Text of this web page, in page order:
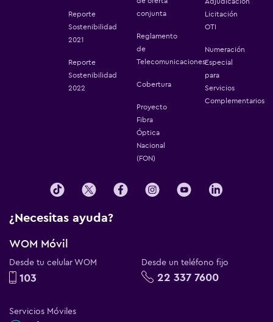
Reporte
Sostenibilidad
2021
Reporte
Sostenibilidad
2022
conjunta
Reglamento
de
Telecomunicaciones
Cobertura
Proyecto
Fibra
Óptica
Nacional
(FON)
Licitación
OTI
Numeración
Especial
para
Servicios
Complementarios
¿Necesitas ayuda?
WOM Móvil
Desde tu celular WOM
103
Desde un teléfono fijo
22 337 7600
Servicios Móviles